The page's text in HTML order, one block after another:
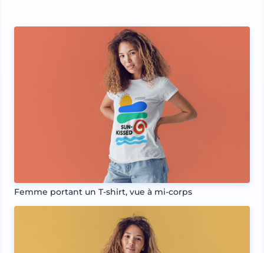
Femme portant un T-shirt, vue à mi-corps